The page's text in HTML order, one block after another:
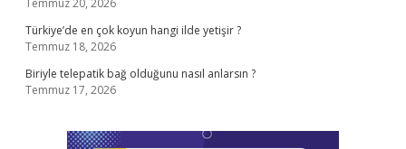
Temmuz 20, 2026
Türkiye’de en çok koyun hangi ilde yetişir ?
Temmuz 18, 2026
Biriyle telepatik bağ olduğunu nasıl anlarsın ?
Temmuz 17, 2026